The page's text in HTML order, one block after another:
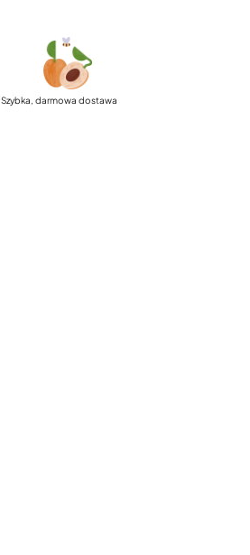
Szybka, darmowa dostawa